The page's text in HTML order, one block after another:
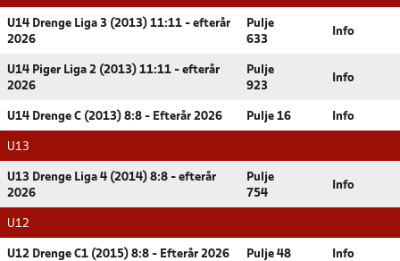
U14 Drenge Liga 3 (2013) 11:11 - efterår
2026
Pulje
633
Info
U14 Piger Liga 2 (2013) 11:11 - efterår
2026
Pulje
923
Info
U14 Drenge C (2013) 8:8 - Efterår 2026 Pulje 16 Info
U13
U13 Drenge Liga 4 (2014) 8:8 - efterår
2026
Pulje
754
Info
U12
U12 Drenge C1 (2015) 8:8 - Efterår 2026 Pulje 48 Info